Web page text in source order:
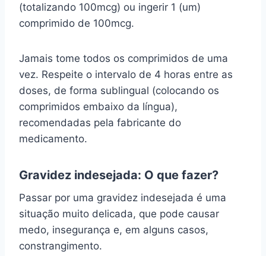
(totalizando 100mcg) ou ingerir 1 (um)
comprimido de 100mcg.
Jamais tome todos os comprimidos de uma
vez. Respeite o intervalo de 4 horas entre as
doses, de forma sublingual (colocando os
comprimidos embaixo da língua),
recomendadas pela fabricante do
medicamento.
Gravidez indesejada: O que fazer?
Passar por uma gravidez indesejada é uma
situação muito delicada, que pode causar
medo, insegurança e, em alguns casos,
constrangimento.